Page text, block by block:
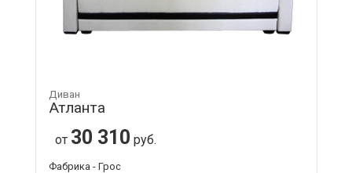
Диван
Атланта
от 30 310 руб.
Фабрика - Грос